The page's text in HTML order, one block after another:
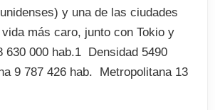
y una de las ciudades
más caro, junto con Tokio y
630 000 hab.1  Densidad 5490
9 787 426 hab.  Metropolitana 13